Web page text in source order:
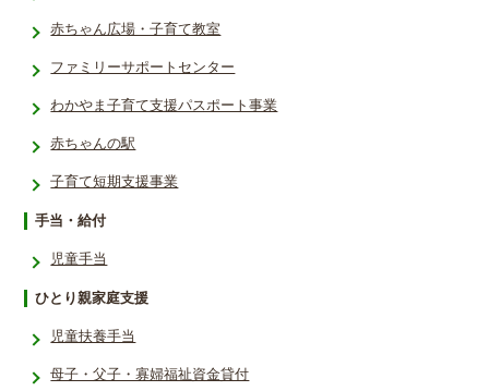
赤ちゃん広場・子育て教室
ファミリーサポートセンター
わかやま子育て支援パスポート事業
赤ちゃんの駅
子育て短期支援事業
手当・給付
児童手当
ひとり親家庭支援
児童扶養手当
母子・父子・寡婦福祉資金貸付